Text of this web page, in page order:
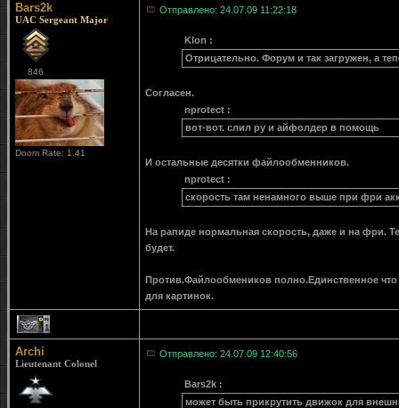
Bars2k
UAC Sergeant Major
846
Doom Rate: 1.41
Отправлено: 24.07.09 11:22:18
Klon :
Отрицательно. Форум и так загружен, а
Согласен.
nprotect :
вот-вот. слил ру и айфолдер в помощь
И остальные десятки файлообменников.
nprotect :
скорость там ненамного выше при фри
На рапиде нормальная скорость, даже и на фри.
будет.
Против.Файлообмеников полно.Единственное
для картинок.
1
Archi
Lieutenant Colonel
Отправлено: 24.07.09 12:40:56
Bars2k :
может быть прикрутить движок для